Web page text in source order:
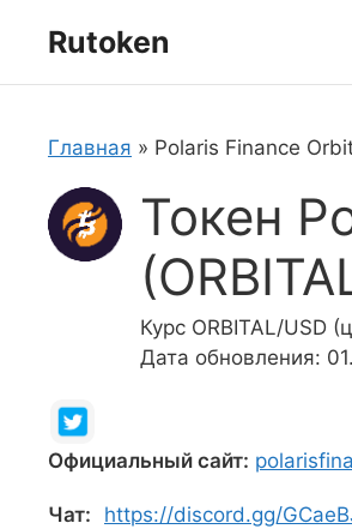
Rutoken
Главная » Polaris Finance
Токен
Курс ORBITAL/USD
Дата обновления:
Официальный сайт:
Чат: https://discord.gg/